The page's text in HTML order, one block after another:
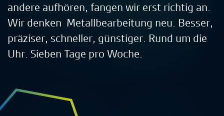
andere aufhören, fangen wir erst richtig an.
Wir denken Metallbearbeitung neu. Besser,
präziser, schneller, günstiger. Rund um die
Uhr. Sieben Tage pro Woche.